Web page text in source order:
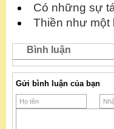
Có những sự
Thiền như một
Bình luận
Gửi bình luận của bạn